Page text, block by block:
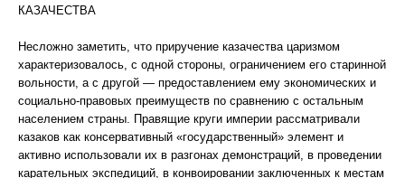
КАЗАЧЕСТВА
Несложно заметить, что приручение казачества царизмом
характеризовалось, с одной стороны, ограничением его старинной
вольности, а с другой — предоставлением ему экономических и
социально-правовых преимуществ по сравнению с остальным
населением страны. Правящие круги империи рассматривали
казаков как консервативный «государственный» элемент и
активно использовали их в разгонах демонстраций, в проведении
карательных экспедиций, в конвоировании заключенных к местам